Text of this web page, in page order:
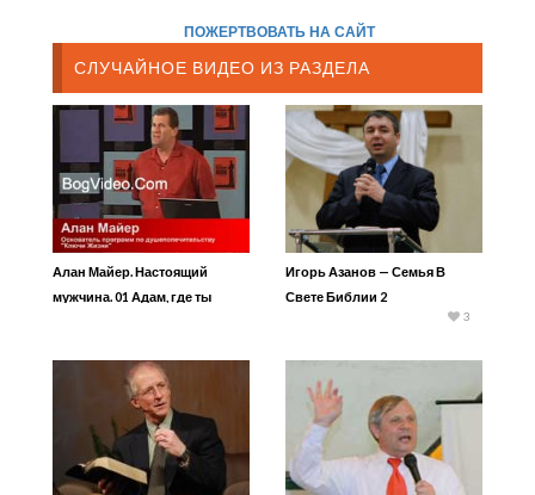
ПОЖЕРТВОВАТЬ НА САЙТ
СЛУЧАЙНОЕ ВИДЕО ИЗ РАЗДЕЛА
Алан Майер. Настоящий
мужчина. 01 Адам, где ты
Игорь Азанов — Семья В
Свете Библии 2
3